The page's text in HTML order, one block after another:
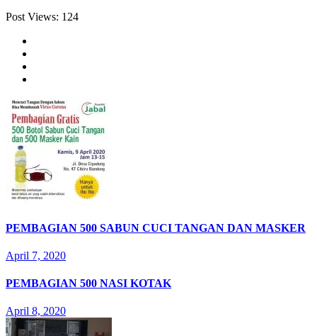
Post Views: 124
PEMBAGIAN 500 SABUN CUCI TANGAN DAN MASKER
April 7, 2020
PEMBAGIAN 500 NASI KOTAK
April 8, 2020